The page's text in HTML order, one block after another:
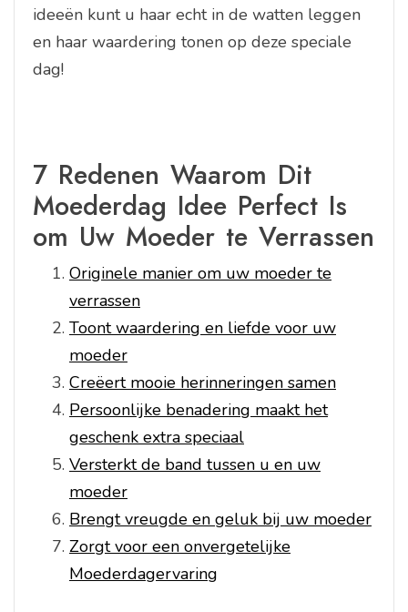
ideeën kunt u haar echt in de watten leggen
en haar waardering tonen op deze speciale
dag!
7 Redenen Waarom Dit
Moederdag Idee Perfect Is
om Uw Moeder te Verrassen
Originele manier om uw moeder te
verrassen
Toont waardering en liefde voor uw
moeder
Creëert mooie herinneringen samen
Persoonlijke benadering maakt het
geschenk extra speciaal
Versterkt de band tussen u en uw
moeder
Brengt vreugde en geluk bij uw moeder
Zorgt voor een onvergetelijke
Moederdagervaring